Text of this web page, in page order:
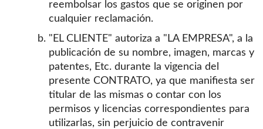
reembolsar los gastos que se originen por
cualquier reclamación.
"EL CLIENTE" autoriza a "LA EMPRESA", a la
publicación de su nombre, imagen, marcas y
patentes, Etc. durante la vigencia del
presente CONTRATO, ya que manifiesta ser
titular de las mismas o contar con los
permisos y licencias correspondientes para
utilizarlas, sin perjuicio de contravenir